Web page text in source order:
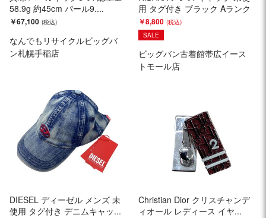
58.9g 約45cm パール9....
￥67,100
なんでもリサイクルビッグバ
ン札幌手稲店
用 タグ付き ブラック Aランク
￥8,800
SALE
ビッグバン古着館帯広イース
トモール店
DIESEL ディーゼル メンズ 未
使用 タグ付き デニムキャッ...
Christian Dior クリスチャンデ
ィオール レディース イヤ...